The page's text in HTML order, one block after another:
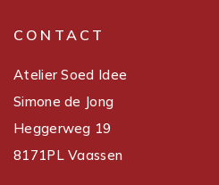
CONTACT
Atelier Soed Idee
Simone de Jong
Heggerweg 19
8171PL Vaassen